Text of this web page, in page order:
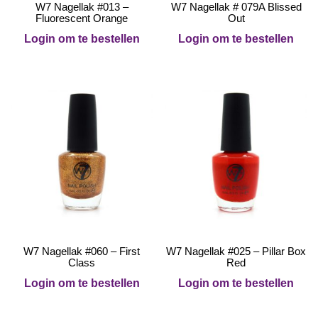
W7 Nagellak #013 –
Fluorescent Orange
Login om te bestellen
W7 Nagellak # 079A Blissed
Out
Login om te bestellen
W7 Nagellak #060 – First
Class
Login om te bestellen
W7 Nagellak #025 – Pillar Box
Red
Login om te bestellen